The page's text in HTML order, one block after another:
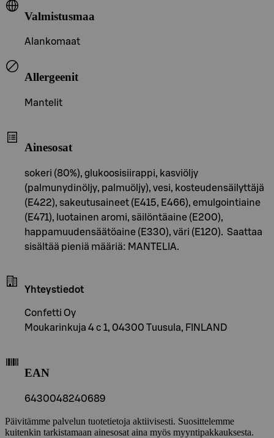
Valmistusmaa
Alankomaat
Allergeenit
Mantelit
Ainesosat
sokeri (80%), glukoosisiirappi, kasviöljy
(palmunydinöljy, palmuöljy), vesi, kosteudensäilyttäjä
(E422), sakeutusaineet (E415, E466), emulgointiaine
(E471), luotainen aromi, säilöntäaine (E200),
happamuudensäätöaine (E330), väri (E120). Saattaa
sisältää pieniä määriä: MANTELIA.
Yhteystiedot
Confetti Oy
Moukarinkuja 4 c 1, 04300 Tuusula, FINLAND
EAN
6430048240689
Päivitämme palvelun tuotetietoja aktiivisesti. Suosittelemme
kuitenkin tarkistamaan ainesosat aina myös myyntipakkauksesta.